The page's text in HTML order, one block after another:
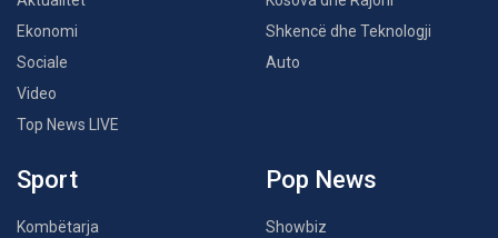
Ekonomi
Sociale
Video
Top News LIVE
Shkencë dhe Teknologji
Auto
Sport
Kombëtarja
Pop News
Showbiz